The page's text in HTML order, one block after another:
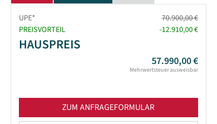
UPE*
70.900,00 €
PREISVORTEIL
-12.910,00 €
HAUSPREIS
57.990,00 €
Mehrwertsteuer ausweisbar
ZUM ANFRAGEFORMULAR